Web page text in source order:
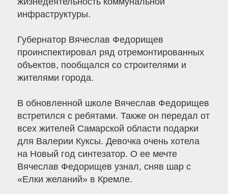
инфраструктуры.
Губернатор Вячеслав Федорищев
проинспектировал ряд отремонтированных
объектов, пообщался со строителями и
жителями города.
В обновленной школе Вячеслав Федорищев
встретился с ребятами. Также он передал от
всех жителей Самарской области подарки
для Валерии Куксы. Девочка очень хотела
на Новый год синтезатор. О ее мечте
Вячеслав Федорищев узнал, сняв шар с
«Елки желаний» в Кремле.